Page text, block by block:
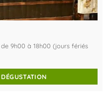
9h00 à 18h00 (jours fériés